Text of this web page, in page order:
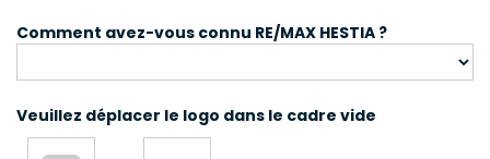
Comment avez-vous connu RE/MAX HESTIA ?
Veuillez déplacer le logo dans le cadre vide